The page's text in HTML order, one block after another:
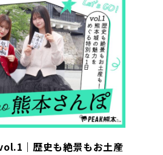
｜歴史も絶景もお土産